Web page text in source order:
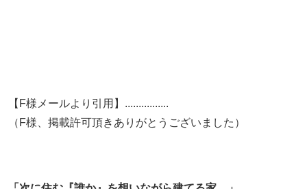
【F様メールより引用】................
（F様、掲載許可頂きありがとうございました）